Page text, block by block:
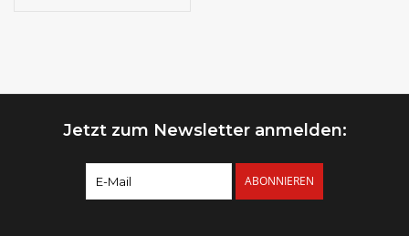
Jetzt zum Newsletter anmelden:
ABONNIEREN